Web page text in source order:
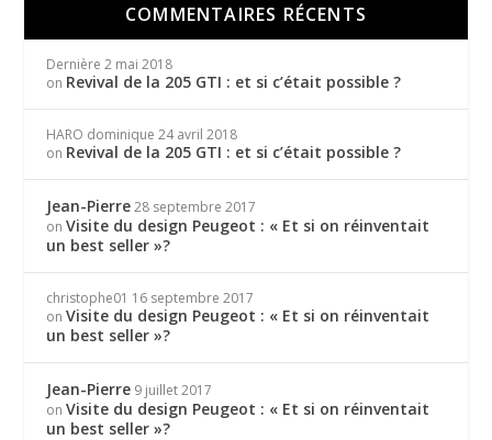
COMMENTAIRES RÉCENTS
Dernière 2 mai 2018
on Revival de la 205 GTI : et si c’était possible ?
HARO dominique 24 avril 2018
on Revival de la 205 GTI : et si c’était possible ?
Jean-Pierre 28 septembre 2017
onVisite du design Peugeot : « Et si on réinventait
un best seller »?
christophe01 16 septembre 2017
onVisite du design Peugeot : « Et si on réinventait
un best seller »?
Jean-Pierre 9 juillet 2017
onVisite du design Peugeot : « Et si on réinventait
un best seller »?